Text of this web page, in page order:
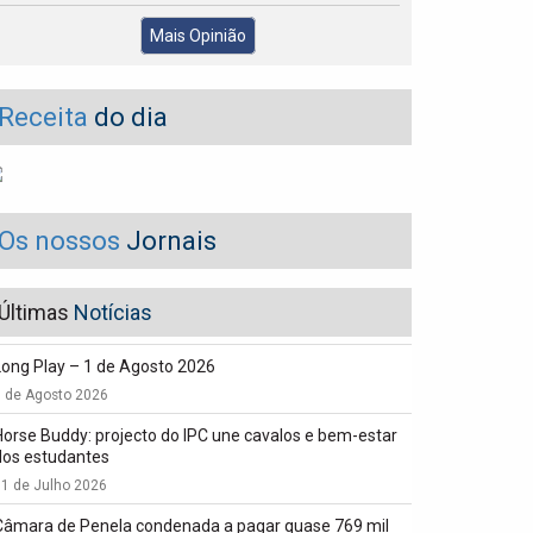
Mais Opinião
do dia
nossos Jornais
Notícias
Play – 1 de Agosto 2026
de Agosto 2026
Buddy: projecto do IPC une cavalos e bem-estar
estudantes
de Julho 2026
de Penela condenada a pagar quase 769 mil